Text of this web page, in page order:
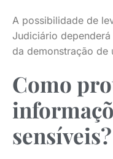
A possibilidade de
Judiciário
da demonstração de
Como
sensíveis?